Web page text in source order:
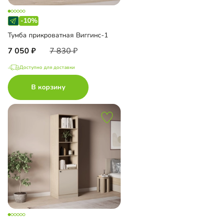
-10%
Тумба прикроватная Виггинс-1
7 050 7 830
Доступно для доставки
В корзину